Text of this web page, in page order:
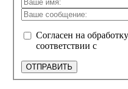
Согласен на
соответствии с
ОТПРАВИТЬ